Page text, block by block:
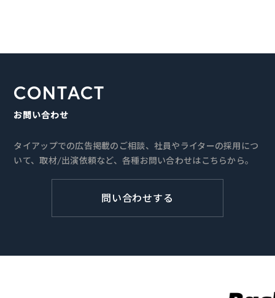
CONTACT
お問い合わせ
タイアップでの広告掲載のご相談、社員やライターの採用につ
いて、取材/出演依頼など、各種お問い合わせはこちらから。
問い合わせする